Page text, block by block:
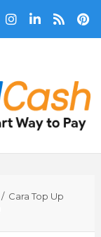
/ Cara Top Up